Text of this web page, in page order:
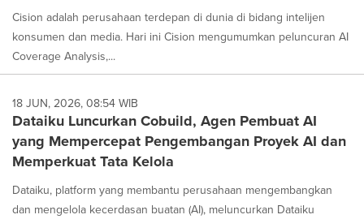
Cision adalah perusahaan terdepan di dunia di bidang intelijen
konsumen dan media. Hari ini Cision mengumumkan peluncuran AI
Coverage Analysis,...
18 JUN, 2026, 08:54 WIB
Dataiku Luncurkan Cobuild, Agen Pembuat AI
yang Mempercepat Pengembangan Proyek AI dan
Memperkuat Tata Kelola
Dataiku, platform yang membantu perusahaan mengembangkan
dan mengelola kecerdasan buatan (AI), meluncurkan Dataiku